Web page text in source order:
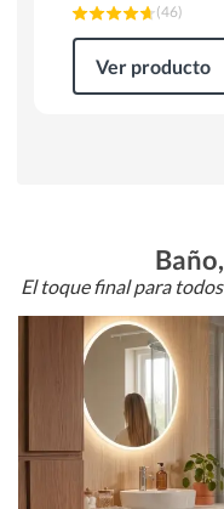
(46)
Ver producto
El toque final para